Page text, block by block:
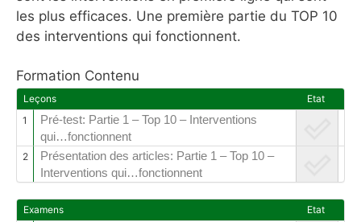
les plus efficaces. Une première partie du TOP 10
des interventions qui fonctionnent.
Formation Contenu
Leçons
Etat
1
Pré-test: Partie 1 – Top 10 – Interventions
qui…fonctionnent
2
Présentation des articles: Partie 1 – Top 10 –
Interventions qui…fonctionnent
Examens
Etat